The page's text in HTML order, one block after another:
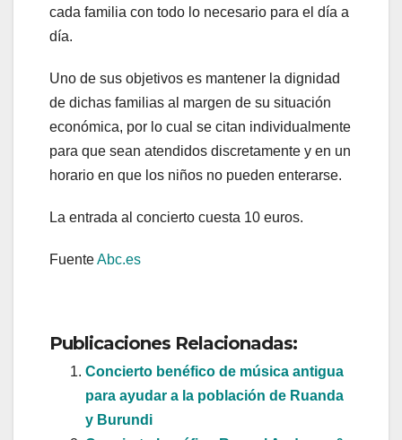
cada familia con todo lo necesario para el día a
día.
Uno de sus objetivos es mantener la dignidad
de dichas familias al margen de su situación
económica, por lo cual se citan individualmente
para que sean atendidos discretamente y en un
horario en que los niños no pueden enterarse.
La entrada al concierto cuesta 10 euros.
FuenteAbc.es
Publicaciones Relacionadas:
Concierto benéfico de música antigua
para ayudar a la población de Ruanda
y Burundi